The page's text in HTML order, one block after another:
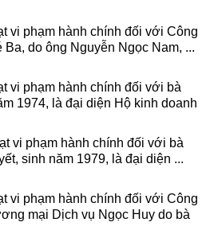
vi phạm hành chính đối với Công
do ông Nguyễn Ngọc Nam, ...
vi phạm hành chính đối với bà
1974, là đại diện Hộ kinh doanh
vi phạm hành chính đối với bà
sinh năm 1979, là đại diện ...
vi phạm hành chính đối với Công
mại Dịch vụ Ngọc Huy do bà